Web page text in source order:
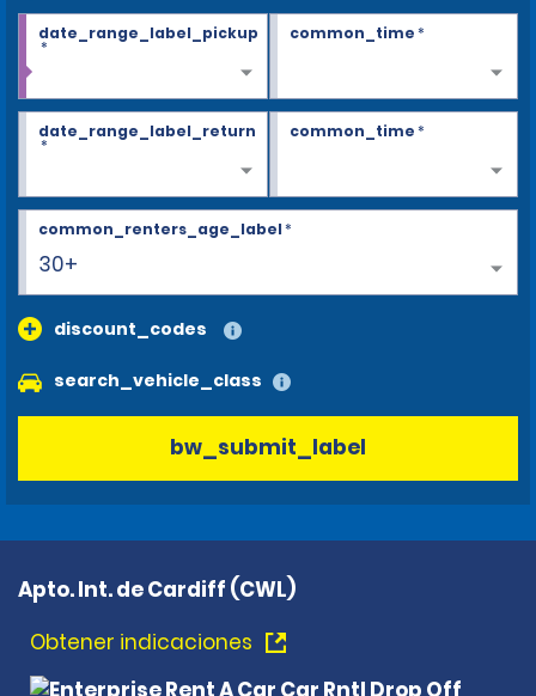
date_range_label_pickup
*
common_time*
date_range_label_return
*
common_time*
30+
common_renters_age_label*
discount_codes
search_vehicle_class
bw_submit_label
Apto. Int. de Cardiff (CWL)
Obtener indicaciones